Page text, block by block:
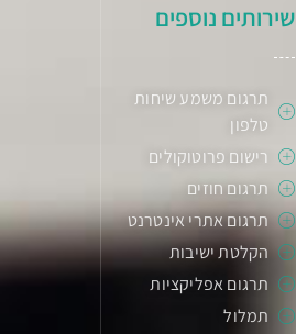
שירותים נוספים
תרגום משמע שיחות
טלפון
רישום פרוטוקולים
תרגום חוזים
תרגום אתרי אינטרנט
הקלטת ישיבות
תרגום אפליקציות
תמלול